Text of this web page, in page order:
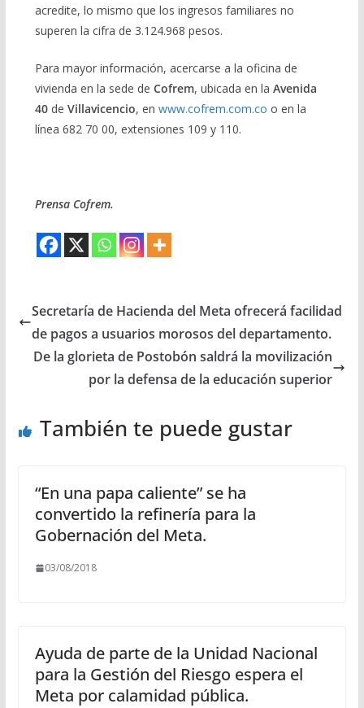
acredite, lo mismo que los ingresos familiares no
superen la cifra de 3.124.968 pesos.
Para mayor información, acercarse a la oficina de
vivienda en la sede de Cofrem, ubicada en la Avenida
40de Villavicencio, en www.cofrem.com.co o en la
línea 682 70 00, extensiones 109 y 110.
Prensa Cofrem.
Secretaría de Hacienda del Meta ofrecerá facilidad
de pagos a usuarios morosos del departamento.
De la glorieta de Postobón saldrá la movilización
por la defensa de la educación superior
También te puede gustar
“En una papa caliente” se ha
convertido la refinería para la
Gobernación del Meta.
03/08/2018
Ayuda de parte de la Unidad Nacional
para la Gestión del Riesgo espera el
Meta por calamidad pública.